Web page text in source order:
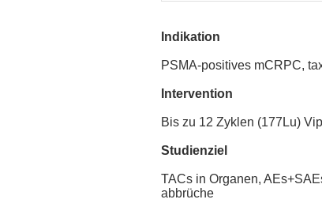
Indikation
PSMA-positives mCRPC,
Intervention
Bis zu 12 Zyklen (177Lu)
Studienziel
TACs in Organen,
abbrüche